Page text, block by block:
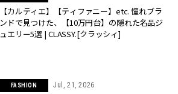
【カルティエ】【ティファニー】etc. 憧れブラ
ンドで見つけた、【10万円台】の隠れた名品ジ
ュエリー5選 | CLASSY.[クラッシィ]
FASHION Jul, 21, 2026